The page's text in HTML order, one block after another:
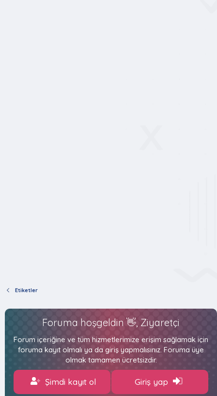
Etiketler
Foruma hoşgeldin 👋, Ziyaretçi
Forum içeriğine ve tüm hizmetlerimize erişim sağlamak için
foruma kayıt olmalı ya da giriş yapmalısınız. Foruma üye
olmak tamamen ücretsizdir.
Şimdi kayıt ol Giriş yap